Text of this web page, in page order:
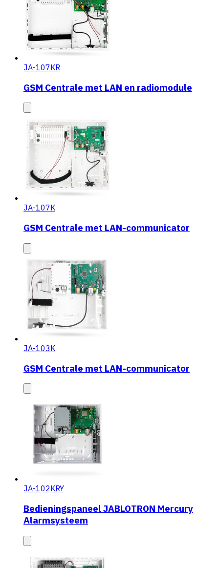
JA-107KR
GSM Centrale met LAN en radiomodule
JA-107K
GSM Centrale met LAN-communicator
JA-103K
GSM Centrale met LAN-communicator
JA-102KRY
Bedieningspaneel JABLOTRON Mercury
Alarmsysteem